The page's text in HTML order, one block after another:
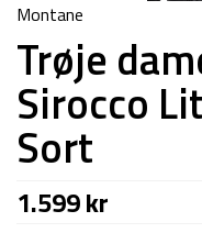
Montane
Trøje
Sirocco
Sort
1.599kr